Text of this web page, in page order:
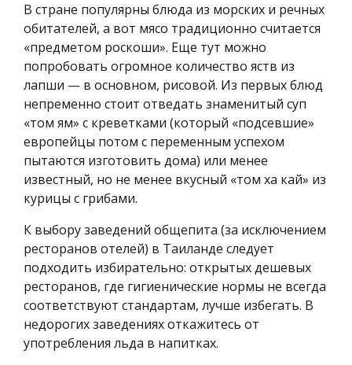
В стране популярны блюда из морских и речных
обитателей, а вот мясо традиционно считается
«предметом роскоши». Еще тут можно
попробовать огромное количество яств из
лапши — в основном, рисовой. Из первых блюд
непременно стоит отведать знаменитый суп
«том ям» с креветками (который «подсевшие»
европейцы потом с переменным успехом
пытаются изготовить дома) или менее
известный, но не менее вкусный «том ха кай» из
курицы с грибами.
К выбору заведений общепита (за исключением
ресторанов отелей) в Таиланде следует
подходить избирательно: открытых дешевых
ресторанов, где гигиенические нормы не всегда
соответствуют стандартам, лучше избегать. В
недорогих заведениях откажитесь от
употребления льда в напитках.